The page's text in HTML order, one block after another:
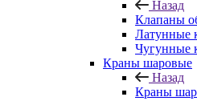
Назад
Клапаны
Латунные
Чугунные
Краны шаровые
Назад
Краны